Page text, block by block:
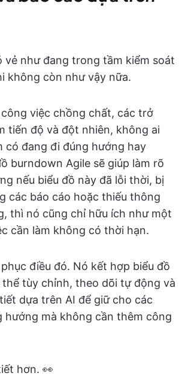
vẻ như đang trong tầm kiểm soát
không còn như vậy nữa.
công việc chồng chất, các trở
tiến độ và đột nhiên, không ai
có đang đi đúng hướng hay
burndown Agile sẽ giúp làm rõ
nếu biểu đồ này đã lỗi thời, bị
các báo cáo hoặc thiếu thông
thì nó cũng chỉ hữu ích như một
cần làm không có thời hạn.
điều đó. Nó kết hợp biểu đồ
tùy chỉnh, theo dõi tự động và
dựa trên AI để giữ cho các
hướng mà không cần thêm công
hơn. 👀